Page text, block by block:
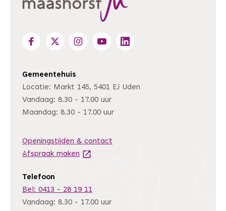
Gemeentehuis
Locatie: Markt 145, 5401 EJ Uden
Vandaag: 8.30 - 17.00 uur
Maandag: 8.30 - 17.00 uur
Openingstijden & contact
Afspraak maken (Deze link gaat naar een andere
Telefoon
Bel: 0413 - 28 19 11
Vandaag: 8.30 - 17.00 uur